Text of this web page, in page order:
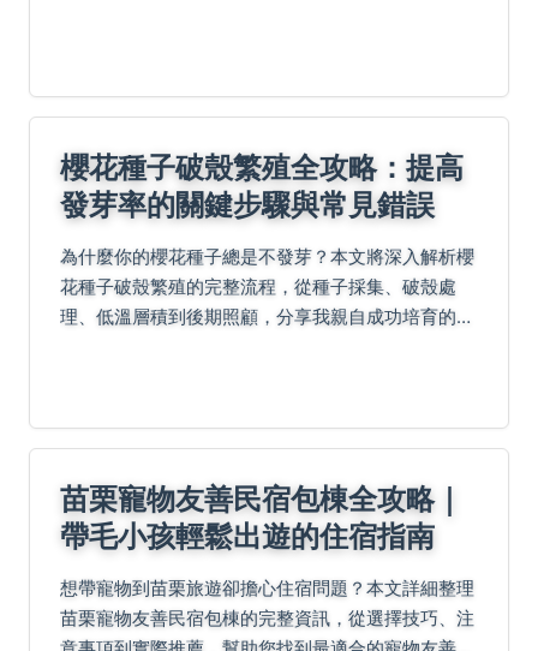
櫻花種子破殼繁殖全攻略：提高
發芽率的關鍵步驟與常見錯誤
為什麼你的櫻花種子總是不發芽？本文將深入解析櫻
花種子破殼繁殖的完整流程，從種子採集、破殼處
理、低溫層積到後期照顧，分享我親自成功培育的經
苗栗寵物友善民宿包棟全攻略｜
帶毛小孩輕鬆出遊的住宿指南
想帶寵物到苗栗旅遊卻擔心住宿問題？本文詳細整理
苗栗寵物友善民宿包棟的完整資訊，從選擇技巧、注